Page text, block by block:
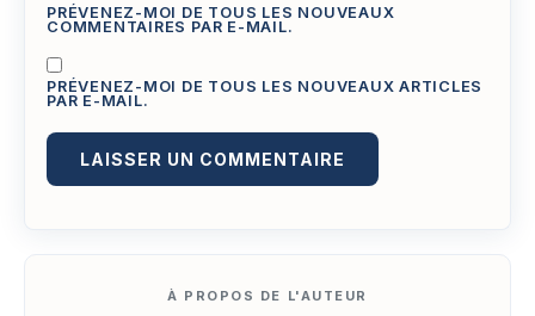
PRÉVENEZ-MOI DE TOUS LES NOUVEAUX
COMMENTAIRES PAR E-MAIL.
PRÉVENEZ-MOI DE TOUS LES NOUVEAUX ARTICLES
PAR E-MAIL.